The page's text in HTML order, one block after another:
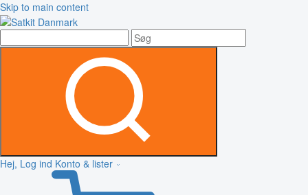
Skip to main content
Hej, Log ind Konto & lister